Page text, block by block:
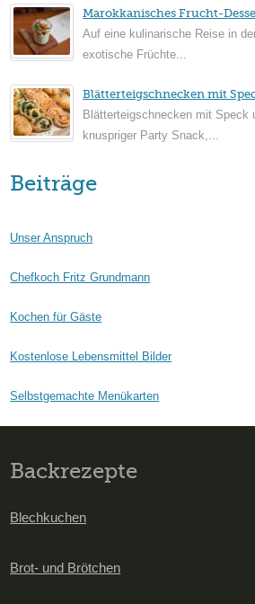
Marokkanisches Frucht-
Auf eine kulinarische Reise in
exotische Früchte...
Blätterteigschnecken mit
Blätterteigschnecken mit Speck
knuspriger Party Snack,...
Beiträge
Unser Anspruch
Chefkoch Fritz Grundmann
Kochen für Gäste
Kostenlose Lebensmittel Bilder
Selbstgemachte Menükarten
Backrezepte
Blechkuchen
Brot- und Brötchen